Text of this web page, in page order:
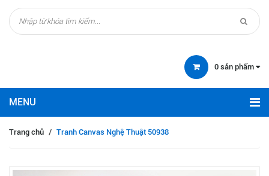
0 sản phẩm
Trang chủ / Tranh Canvas Nghệ Thuật 50938